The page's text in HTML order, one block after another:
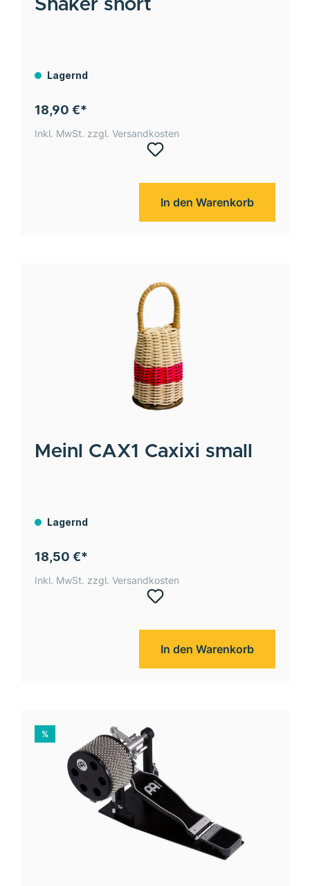
Shaker short
Lagernd
18,90 €*
Inkl. MwSt. zzgl. Versandkosten
In den Warenkorb
Meinl CAX1 Caxixi small
Lagernd
18,50 €*
Inkl. MwSt. zzgl. Versandkosten
In den Warenkorb
%